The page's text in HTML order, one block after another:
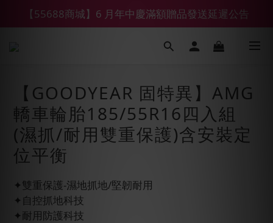
【鑽石熊/金熊新客首購限定】優惠搭車金
【55688商城】6 月年中慶滿額贈品發送延遲公告
【鑽石熊/金熊新客首購限定】優惠搭車金
【GOODYEAR 固特異】AMG
轎車輪胎185/55R16四入組
(濕抓/耐用雙重保護)含安裝定
位平衡
✦雙重保護-濕地抓地/堅韌耐用
✦自控抓地科技
✦耐用防護科技